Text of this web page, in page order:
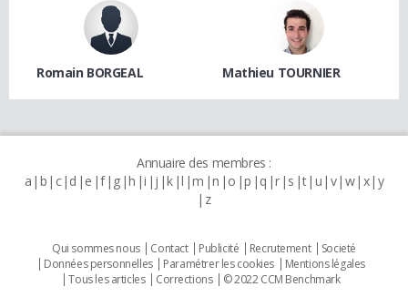
Romain BORGEAL Mathieu TOURNIER
Annuaire des membres :
a b c d e f g h i j k l m n o p q r s t u v w x y
z
Qui sommes nous Contact Publicité Recrutement
Societé
Données personnelles
Paramétrer les cookies
Mentions légales
Tous les articles
Corrections © 2022 CCM Benchmark